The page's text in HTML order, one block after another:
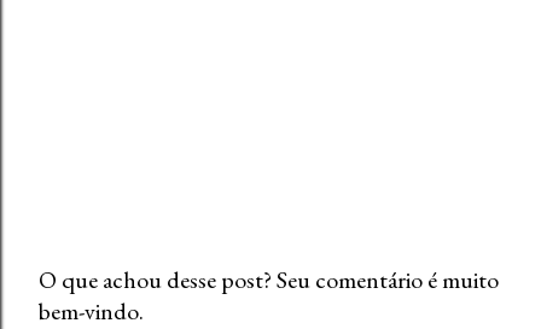
P
O que achou desse post? Seu comentário é muito
bem-vindo.